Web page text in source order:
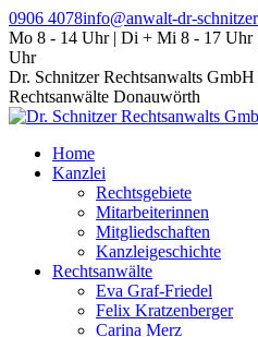
Zum
Inhalt
springen
0906 4078info@anwalt-dr-
Mo 8 - 14 Uhr | Di + Mi 8 - 17 Uhr
Uhr
Dr. Schnitzer Rechtsanwalts GmbH
Rechtsanwälte Donauwörth
Home
Kanzlei
Rechtsgebiete
Mitarbeiterinnen
Mitgliedschaften
Kanzleigeschichte
Rechtsanwälte
Eva Graf-Friedel
Felix Kratzenberger
Carina Merz